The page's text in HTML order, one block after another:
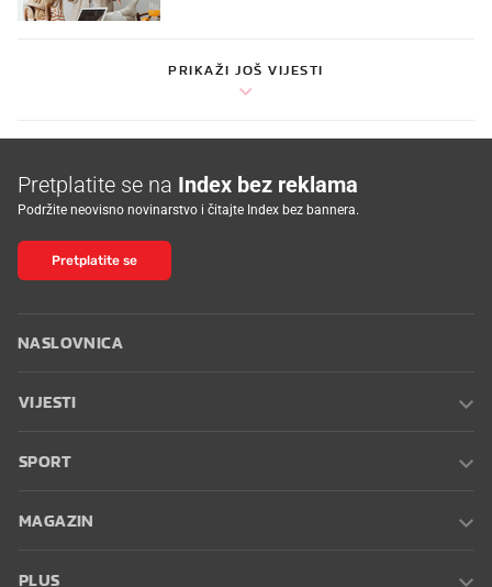
PRIKAŽI JOŠ VIJESTI
Pretplatite se na Index bez reklama
Podržite neovisno novinarstvo i čitajte Index bez bannera.
Pretplatite se
NASLOVNICA
VIJESTI
SPORT
MAGAZIN
PLUS